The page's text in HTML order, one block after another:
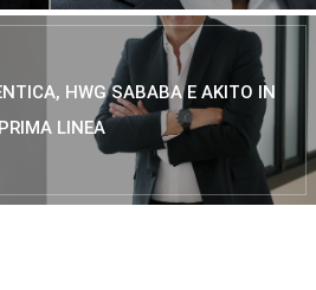
HWG SABABA E AKITO IN
PRIMA LINEA